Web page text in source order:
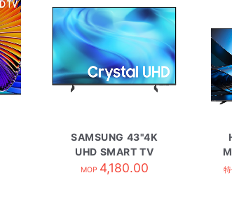
SAMSUNG 43"4K
UHD SMART TV
UA43U8500HJXZK
MOP 4,180.00